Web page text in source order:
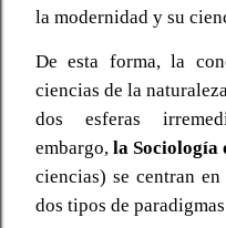
la modernidad y su
De esta forma, la
ciencias de la
dos esferas
embargo,la Sociología
ciencias) se centran
dos tipos de